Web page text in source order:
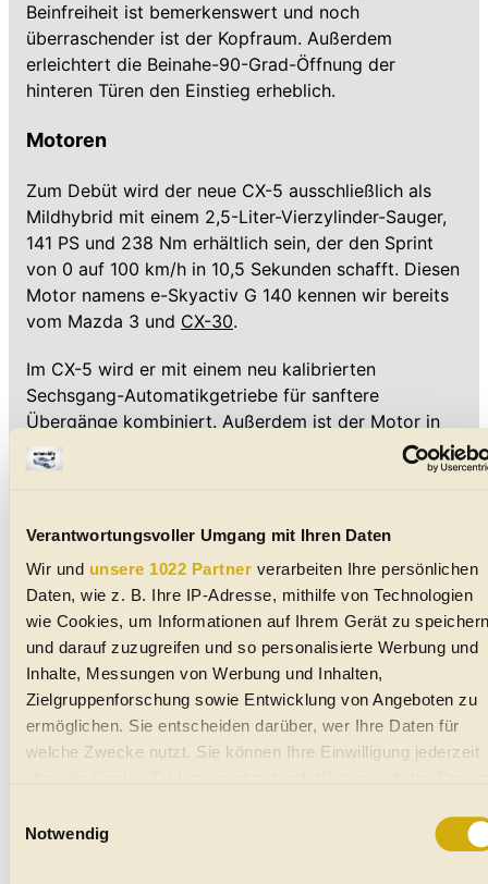
Verantwortungsvoller Umgang mit Ihren Daten
Wir und unsere 1022 Partnerverarbeiten Ihre persönlichen
Daten, wie z. B. Ihre IP-Adresse, mithilfe von Technologien
wie Cookies, um Informationen auf Ihrem Gerät zu speichern
und darauf zuzugreifen und so personalisierte Werbung und
Inhalte, Messungen von Werbung und Inhalten,
Zielgruppenforschung sowie Entwicklung von Angeboten zu
ermöglichen. Sie entscheiden darüber, wer Ihre Daten für
welche Zwecke nutzt. Sie können Ihre Einwilligung jederzeit
Notwendig
Beinfreiheit ist bemerkenswert und noch
überraschender ist der Kopfraum. Außerdem
erleichtert die Beinahe-90-Grad-Öffnung der
hinteren Türen den Einstieg erheblich.
Motoren
Zum Debüt wird der neue CX-5 ausschließlich als
Mildhybrid mit einem 2,5-Liter-Vierzylinder-Sauger,
141 PS und 238 Nm erhältlich sein, der den Sprint
von 0 auf 100 km/h in 10,5 Sekunden schafft. Diesen
Motor namens e-Skyactiv G 140 kennen wir bereits
vom Mazda 3 und CX-30.
Im CX-5 wird er mit einem neu kalibrierten
Sechsgang-Automatikgetriebe für sanftere
Übergänge kombiniert. Außerdem ist der Motor in
der Lage, zwei der vier Zylinder bei gleichmäßiger
Geschwindigkeit abzuschalten, um den Verbrauch
Verbrauch im Durchschnitt bei 7,3 l/100 km für die
Allradantrieb.